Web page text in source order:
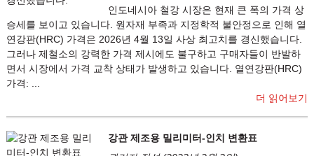
인도네시아 철강 시장은 현재 큰 폭의 가격 상
승세를 보이고 있습니다. 원자재 부족과 지정학적 불안정으로 인해 열
연강판(HRC) 가격은 2026년 4월 13일 사상 최고치를 경신했습니다.
그러나 제철소의 강력한 가격 제시에도 불구하고 구매자들이 반발하
면서 시장에서 가격 교착 상태가 발생하고 있습니다. 열연강판(HRC)
가격: ...
더 읽어보기
강관 제조용 밀리미터-인치 변환표